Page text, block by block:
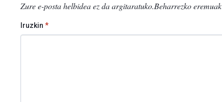
Zure e-posta helbidea ez da argitaratuko.Beharrezko eremuak
Iruzkin*